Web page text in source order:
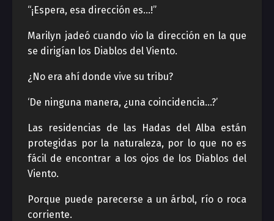
“¡Espera, esa dirección es…!”
Marilyn jadeó cuando vio la dirección en la que
se dirigían los Diablos del Viento.
¿No era ahí donde vive su tribu?
‘De ninguna manera, ¿una coincidencia…?’
Las residencias de las Hadas del Alba están
protegidas por la naturaleza, por lo que no es
fácil de encontrar a los ojos de los Diablos del
Viento.
Porque puede parecerse a un árbol, río o roca
corriente.